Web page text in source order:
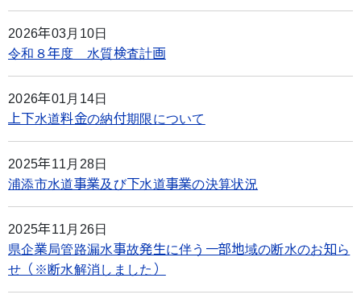
2026年03月10日
令和８年度 水質検査計画
2026年01月14日
上下水道料金の納付期限について
2025年11月28日
浦添市水道事業及び下水道事業の決算状況
2025年11月26日
県企業局管路漏水事故発生に伴う一部地域の断水のお知ら
せ（※断水解消しました）